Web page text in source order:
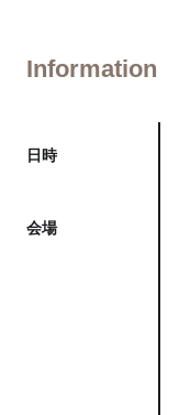
Information
日時
会場